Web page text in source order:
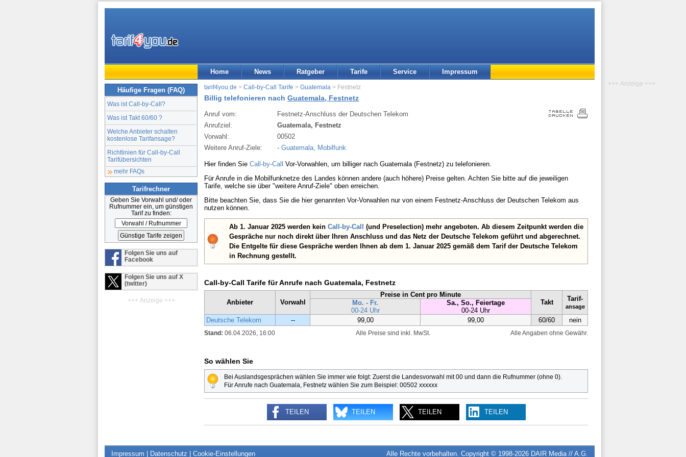
Home News Ratgeber Tarife Service Impressum
Häufige Fragen (FAQ)
Was ist Call-by-Call?
Was ist Takt 60/60 ?
Welche Anbieter schalten
kostenlose Tarifansage?
Richtlinien für Call-by-Call
Tarifübersichten
mehr FAQs
Tarifrechner
Geben Sie Vorwahl und/ oder
Rufnummer ein, um günstigen
Tarif zu finden:
Folgen Sie uns auf
Facebook
Folgen Sie uns auf X
(twitter)
+++ Anzeige +++
tarif4you.de > Call-by-Call Tarife > Guatemala > Festnetz
Billig telefonieren nach Guatemala, Festnetz
Anruf vom:
Festnetz-Anschluss der Deutschen Telekom
Anrufziel:
Guatemala, Festnetz
Vorwahl:
00502
Weitere Anruf-Ziele:
- Guatemala, Mobilfunk
Hier finden Sie Call-by-Call Vor-Vorwahlen, um billiger nach Guatemala (Festnetz) zu telefonieren.
Für Anrufe in die Mobilfunknetze des Landes können andere (auch höhere) Preise gelten. Achten Sie bitte auf die jeweiligen
Tarife, welche sie über "weitere Anruf-Ziele" oben erreichen.
Bitte beachten Sie, dass Sie die hier genannten Vor-Vorwahlen nur von einem Festnetz-Anschluss der Deutschen Telekom aus
nutzen können.
Ab 1. Januar 2025 werden kein Call-by-Call (und Preselection) mehr angeboten. Ab diesem Zeitpunkt werden die
Gespräche nur noch direkt über Ihren Anschluss und das Netz der Deutsche Telekom geführt und abgerechnet.
Die Entgelte für diese Gespräche werden Ihnen ab dem 1. Januar 2025 gemäß dem Tarif der Deutsche Telekom
in Rechnung gestellt.
Call-by-Call Tarife für Anrufe nach Guatemala, Festnetz
Anbieter Vorwahl
Preise in Cent pro Minute
Takt
Tarif-
ansage
Mo. - Fr.
00-24 Uhr
Sa., So., Feiertage
00-24 Uhr
Deutsche Telekom
-- 99,00 99,00 60/60 nein
Stand: 06.04.2026, 16:00 Alle Angaben ohne Gewähr.
Alle Preise sind inkl. MwSt.
So wählen Sie
Bei Auslandsgesprächen wählen Sie immer wie folgt: Zuerst die Landesvorwahl mit 00 und dann die Rufnummer (ohne 0).
Für Anrufe nach Guatemala, Festnetz wählen Sie zum Beispiel: 00502 xxxxxx
TEILEN TEILEN TEILEN TEILEN
+++ Anzeige +++
Alle Rechte vorbehalten. Copyright © 1998-2026 DAIR Media // A.G.
Impressum Datenschutz Cookie-Einstellungen